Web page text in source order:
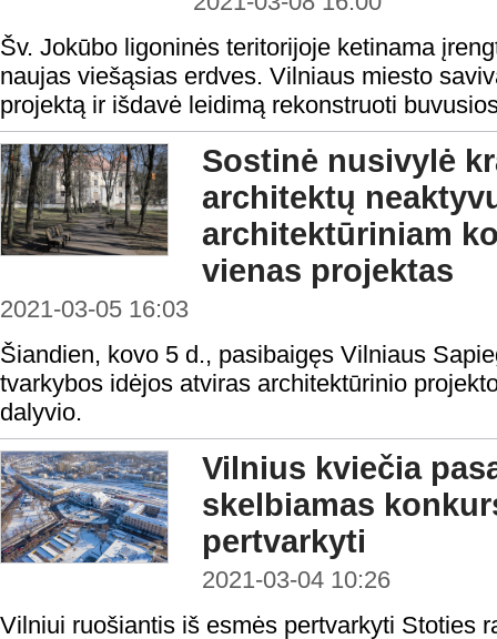
Šv. Jokūbo ligoninės teritorijoje ketinama
naujas viešąsias erdves. Vilniaus miesto
projektą ir išdavė leidimą rekonstruoti
Sostinė nusivylė
architektų
architektūriniam
vienas projektas
2021-03-05 16:03
Šiandien, kovo 5 d., pasibaigęs Vilniaus
tvarkybos idėjos atviras architektūrinio
dalyvio.
Vilnius kviečia
skelbiamas
pertvarkyti
2021-03-04 10:26
Vilniui ruošiantis iš esmės pertvarkyti Stoties